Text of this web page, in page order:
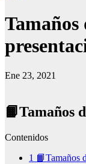
Ene 23, 2021
📙Tamaños
Contenidos
1 📙Tamaños